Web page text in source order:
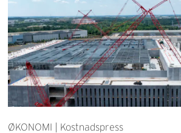
ØKONOMI | Kostnadspress